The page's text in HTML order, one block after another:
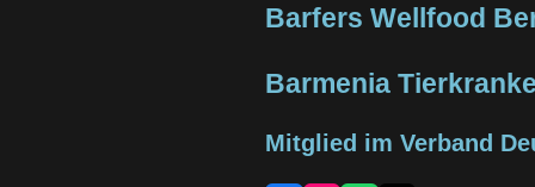
Barfers Wellfood
Barmenia
Mitglied im Verband